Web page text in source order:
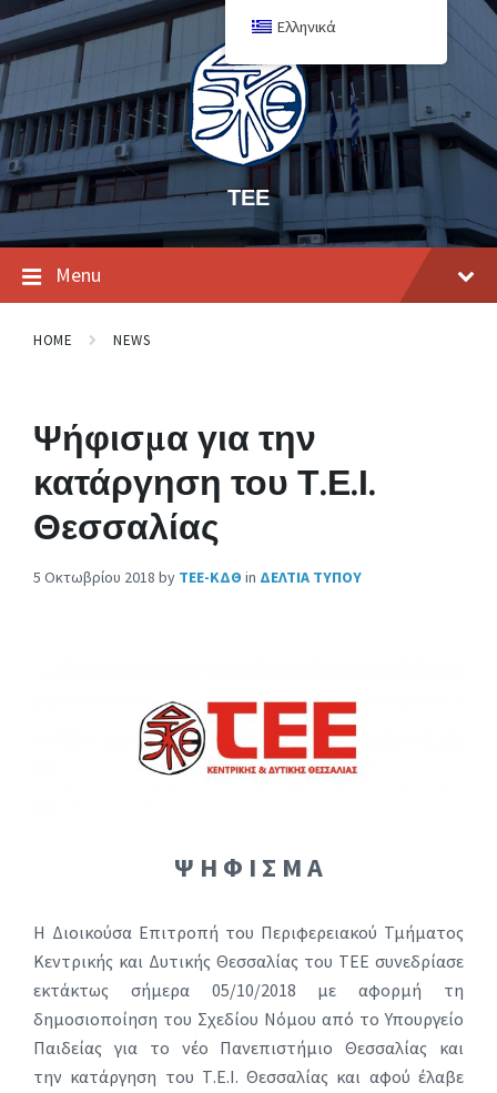
ΤΕΕ
Menu
HOME NEWS
Ψήφισμα για την
κατάργηση του Τ.Ε.Ι.
Θεσσαλίας
5 Οκτωβρίου 2018 by ΤΕΕ-ΚΔΘ in ΔΕΛΤΙΑ ΤΥΠΟΥ
Ψ Η Φ Ι Σ Μ Α
Η Διοικούσα Επιτροπή του Περιφερειακού Τμήματος
Κεντρικής και Δυτικής Θεσσαλίας του ΤΕΕ συνεδρίασε
εκτάκτως σήμερα 05/10/2018 με αφορμή τη
δημοσιοποίηση του Σχεδίου Νόμου από το Υπουργείο
Παιδείας για το νέο Πανεπιστήμιο Θεσσαλίας και
την κατάργηση του Τ.Ε.Ι. Θεσσαλίας και αφού έλαβε
Ελληνικά